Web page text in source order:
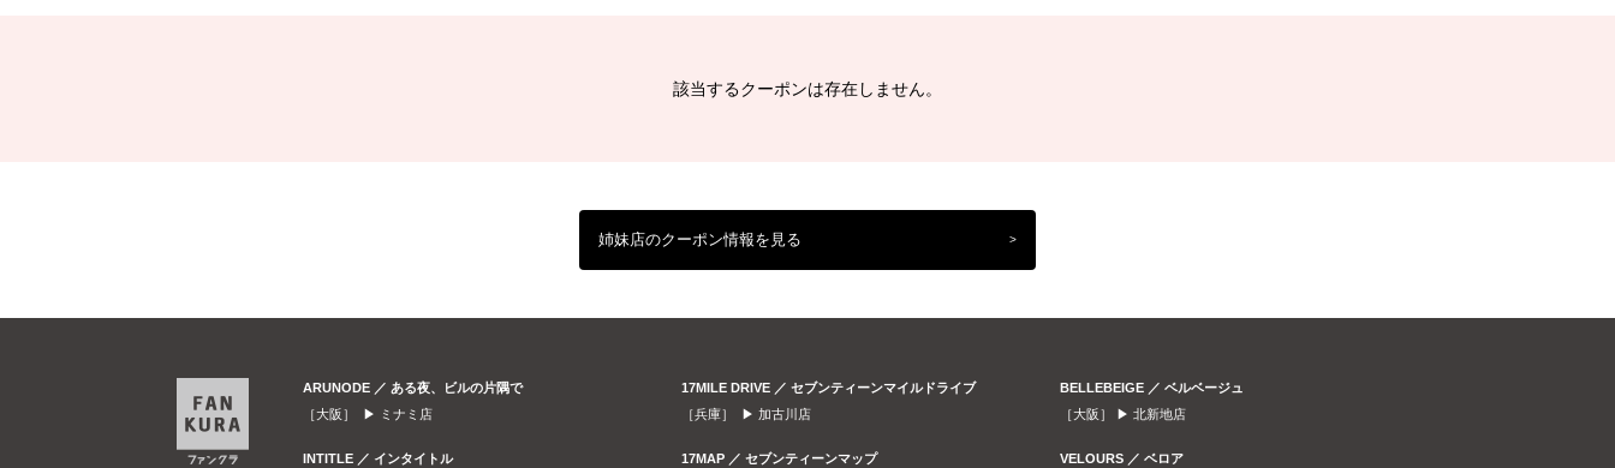
該当するクーポンは存在しません。
姉妹店のクーポン情報を見る >
ARUNODE ／ ある夜、ビルの片隅で
［大阪］ ▶
ミナミ店
INTITLE ／ インタイトル
17MILE DRIVE ／ セブンティーンマイルドライブ
［兵庫］ ▶ 加古川店
17MAP ／ セブンティーンマップ
BELLEBEIGE ／ ベルベージュ
［大阪］ ▶ 北新地店
VELOURS ／ ベロア